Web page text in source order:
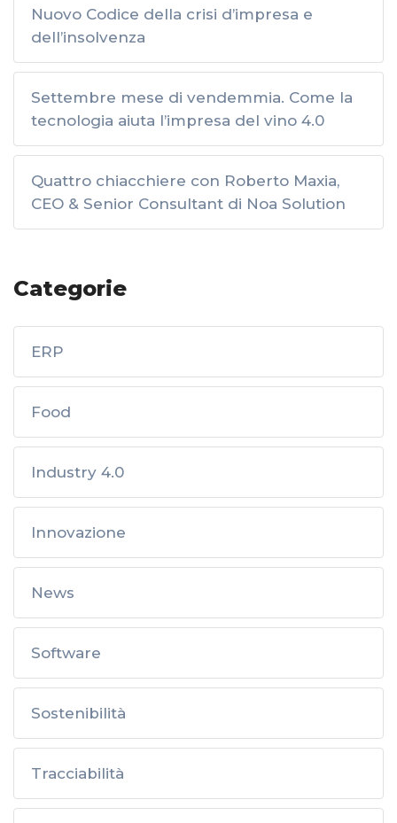
Nuovo Codice della crisi d’impresa e
dell’insolvenza
Settembre mese di vendemmia. Come la
tecnologia aiuta l’impresa del vino 4.0
Quattro chiacchiere con Roberto Maxia,
CEO & Senior Consultant di Noa Solution
Categorie
ERP
Food
Industry 4.0
Innovazione
News
Software
Sostenibilità
Tracciabilità